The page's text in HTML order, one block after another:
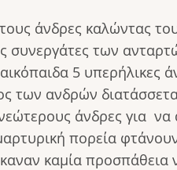
άνδρες καλώντας
συνεργάτες των
5 υπερήλικες
των ανδρών
άνδρες για
πορεία
καμία